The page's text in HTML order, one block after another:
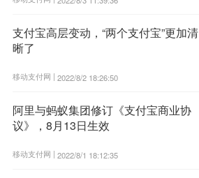
支付宝高层变动，“两个支付宝”更加清
晰了
移动支付网 | 2022/8/2 18:26:50
阿里与蚂蚁集团修订《支付宝商业协
议》，8月13日生效
移动支付网 | 2022/8/1 18:12:35